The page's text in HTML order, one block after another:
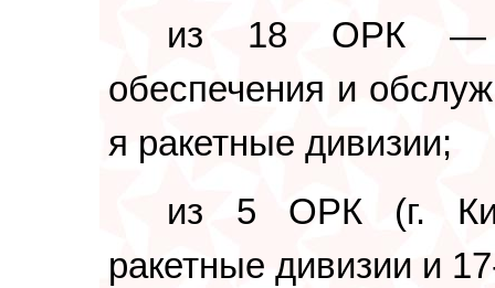
из 18 ОРК —
обеспечения и
я ракетные дивизии;
из 5 ОРК (г.
ракетные дивизии и